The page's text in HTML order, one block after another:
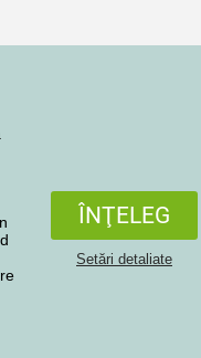
ÎNŢELEG
Setări detaliate